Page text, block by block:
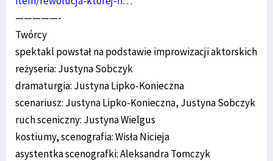
—————-
Twórcy
spektakl powstał na podstawie improwizacji aktorskich
reżyseria: Justyna Sobczyk
dramaturgia: Justyna Lipko-Konieczna
scenariusz: Justyna Lipko-Konieczna, Justyna Sobczyk
ruch sceniczny: Justyna Wielgus
kostiumy, scenografia: Wisła Nicieja
asystentka scenografki: Aleksandra Tomczyk